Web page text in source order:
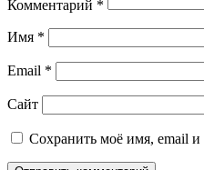
Комментарий *
Имя *
Email *
Сайт
Сохранить моё имя, email и